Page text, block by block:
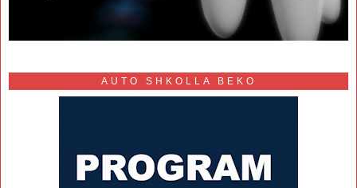
AUTO SHKOLLA BEKO